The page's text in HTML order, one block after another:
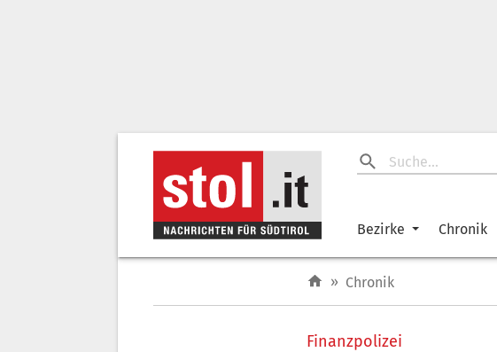
Bezirke Chronik
» Chronik
Finanzpolizei